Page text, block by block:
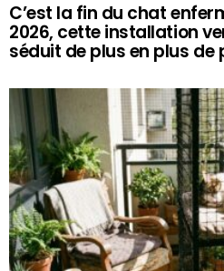
C’est la fin du chat
2026, cette installation
séduit de plus en plus de